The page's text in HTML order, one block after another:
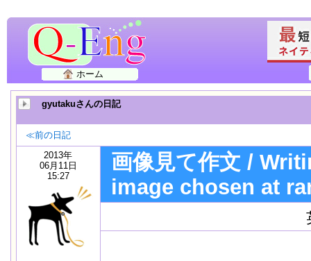
ホーム
gyutakuさんの日記
≪前の日記
2013年
06月11日
15:27
画像見て作文 /
image chosen at